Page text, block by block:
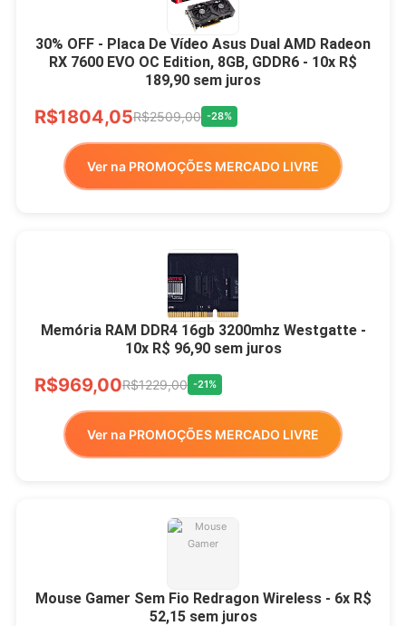
30% OFF - Placa De Vídeo Asus Dual AMD Radeon
RX 7600 EVO OC Edition, 8GB, GDDR6 - 10x R$
189,90 sem juros
R$1804,05R$2509,00 -28%
Ver na PROMOÇÕES MERCADO LIVRE
Memória RAM DDR4 16gb 3200mhz Westgatte -
10x R$ 96,90 sem juros
R$969,00R$1229,00 -21%
Ver na PROMOÇÕES MERCADO LIVRE
Mouse Gamer Sem Fio Redragon Wireless - 6x R$
52,15 sem juros